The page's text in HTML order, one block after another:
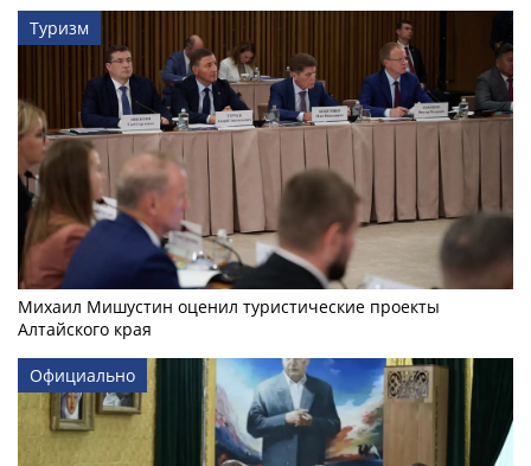
Туризм
Михаил Мишустин оценил туристические проекты
Алтайского края
Официально